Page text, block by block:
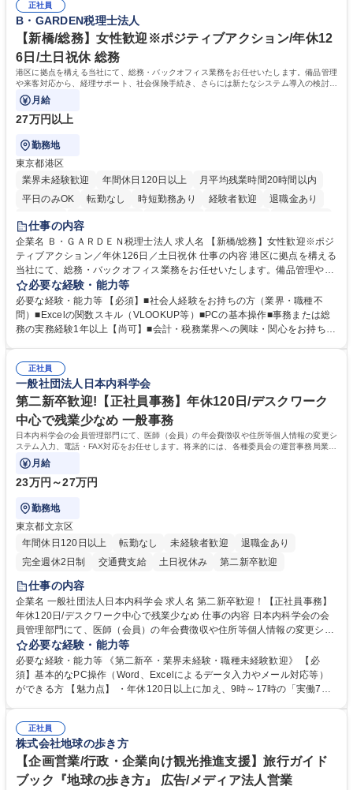
や個別面談を通してご自身のキャリアと向き合っていただき、会社として
もバックアップしていきます。 学歴・資格 学歴：大学院 大学 高専 短大
専修学校 高校 語学力： 資格：
正社員
B・GARDEN税理士法人
【新橋/総務】女性歓迎※ポジティブアクション/年休12
6日/土日祝休 総務
港区に拠点を構える当社にて、総務・バックオフィス業務をお任せいたします。備品管理
や来客対応から、経理サポート、社会保険手続き、さらには新たなシステム導入の検討ま
で、幅広く組織を支える役割です。
月給
27万円以上
勤務地
東京都港区
業界未経験歓迎
年間休日120日以上
月平均残業時間20時間以内
平日のみOK
転勤なし 時短勤務あり 経験者歓迎
退職金あり
賞与あり
完全週休2日制
服装自由
仕事の内容
企業名 Ｂ・ＧＡＲＤＥＮ税理士法人 求人名 【新橋/総務】女性歓迎※ポジ
ティブアクション／年休126日／土日祝休 仕事の内容 港区に拠点を構える
当社にて、総務・バックオフィス業務をお任せいたします。備品管理や来
客対応から、経理サポート、社会保険手続き、さらには新たなシステム導
入の検討まで、幅広く組織を支える役割です。 ■備品発注・在庫管理、郵
送物対応、電話・来客対応 ■金融機関への外出業務（入出金管理補助）、
福利厚生・社内イベントの運営管理 ■社内ルールの整備、職場環境の改善
社内新システムの導入検討・比較検証 募集職種 【新橋/総務】女性歓迎※
ポジティブアクション／年休126日／土日祝休
必要な経験・能力等
必要な経験・能力等 【必須】■社会人経験をお持ちの方（業界・職種不
問）■Excelの関数スキル（VLOOKUP等）■PCの基本操作■事務または総
務の実務経験1年以上【尚可】■会計・税務業界への興味・関心をお持ちの
ィブアクション 学歴・資格 学歴：大学院 大学 高専 短大 専修学校 高校 語
学力： 資格：
正社員
一般社団法人日本内科学会
第二新卒歓迎!【正社員事務】年休120日/デスクワーク
中心で残業少なめ 一般事務
日本内科学会の会員管理部門にて、医師（会員）の年会費徴収や住所等個人情報の変更シ
ステム入力、電話・FAX対応をお任せします。将来的には、各種委員会の運営事務局業務
などにも幅広く携わっていただきます。
月給
23万円～27万円
勤務地
東京都文京区
年間休日120日以上
転勤なし 未経験者歓迎
退職金あり
完全週休2日制
交通費支給 土日祝休み 第二新卒歓迎
仕事の内容
企業名 一般社団法人日本内科学会 求人名 第二新卒歓迎！【正社員事務】
年休120日/デスクワーク中心で残業少なめ 仕事の内容 日本内科学会の会
員管理部門にて、医師（会員）の年会費徴収や住所等個人情報の変更シス
テム入力、電話・FAX対応をお任せします。将来的には、各種委員会の運
営事務局業務などにも幅広く携わっていただきます。 【会員管理・データ
入力業務】 ・医師（会員）の住所変更、個人情報のシステム登録・更新
・年会費の徴収管理や入金データの照合確認 【問い合わせ対応】 ・会員
年休120日/デスクワーク中心で残業少なめ
必要な経験・能力等
必要な経験・能力等 《第二新卒・業界未経験・職種未経験歓迎》 【必
須】基本的なPC操作（Word、Excelによるデータ入力やメール対応等）
ができる方 【魅力点】 ・年休120日以上に加え、9時～17時の「実働7時
整、資料作成、当日の運営サポート 学歴・資格 学歴：大学院 大学 語学
力： 資格：
正社員
株式会社地球の歩き方
【企画営業/行政・企業向け観光推進支援】旅行ガイド
ブック『地球の歩き方』 広告/メディア法人営業